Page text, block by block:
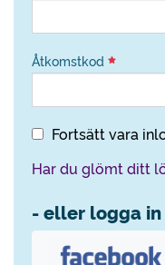
Åtkomstkod
Fortsätt vara
Har du glömt ditt
- eller logga